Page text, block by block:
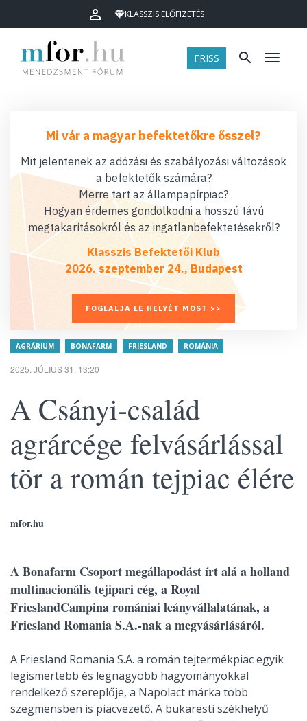
KLASSZIS ELŐFIZETÉS
FRISS Menü
Mi vár a magyar befektetőkre ősszel?
Mit jelentenek az adózási és szabályozási változások
a befektetők számára?
Merre tart az állampapírpiac?
Hogyan érdemes gondolkodni a hosszú távú
megtakarításokról és az ingatlanbefektetésekről?
Klasszis Befektetői Klub
2026. szeptember 24., Budapest
FOGLALJA LE HELYÉT MOST >>
AGRÁRIUM BONAFARM FRIESLAND ROMÁNIA
2025. JÚLIUS 31. 13:20
A Csányi-család
agrárcége felvásárlással
tör a román tejpiac élére
mfor.hu
A Bonafarm Csoport megállapodást írt alá a holland
multinacionális tejipari cég, a Royal
FrieslandCampina romániai leányvállalatának, a
Friesland Romania S.A.-nak a megvásárlásáról.
A Friesland Romania S.A. a román tejtermékpiac egyik
legismertebb és legnagyobb hagyományokkal
rendelkező szereplője, a Napolact márka több
szegmensben is piacvezető. A bukaresti székhelyű